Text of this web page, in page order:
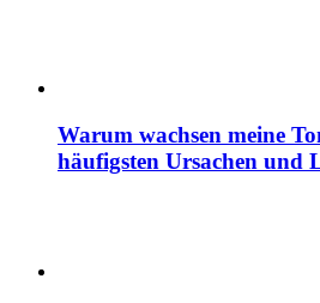
Warum wachsen meine
häufigsten Ursachen und